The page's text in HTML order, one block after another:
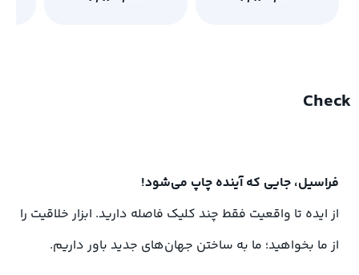
Check
فراسیل، جایی که آینده چاپ می‌شود!
از ایده تا واقعیت فقط چند کلیک فاصله دارید. ابزار خلاقیت را
از ما بخواهید؛ ما به ساختن جهان‌های جدید باور داریم.